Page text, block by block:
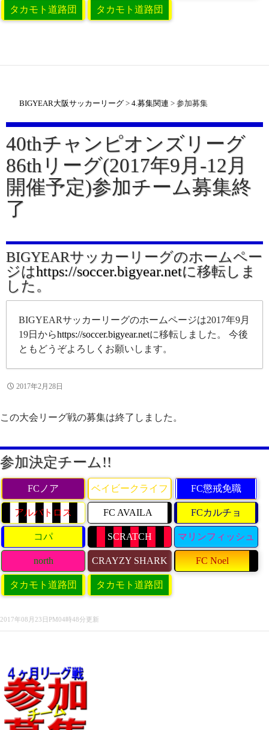
タカモト道路団 タカモト道路団
BIGYEAR大阪サッカーリーグ > 4.募集関連 > 参加募集
40thチャンピオンズリーグ
86thリーグ(2017年9月-12月
開催予定)参加チーム募集終
了
BIGYEARサッカーリーグのホームペー
ジはhttps://soccer.bigyear.netに移転しま
した。
BIGYEARサッカーリーグのホームページは2017年9月
19日からhttps://soccer.bigyear.netに移転しました。 今後
ともどうぞよろしくお願いします。
2017年2月28日
この大会リーグ戦の募集は終了しました。
参加決定チーム!!
FCノア ベイビークライフ FC懲戒免職
アルバトロス FC AVAILA FCカルチョ
コパ SCRATCH マリンフィッシュ
north CRAYZY SHARK FC Noel
タカモト道路団 タカモト道路団
2017年08月23日PM04時48分更新